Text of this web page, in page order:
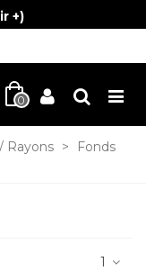
+)
0
Rayons >
Fonds
1